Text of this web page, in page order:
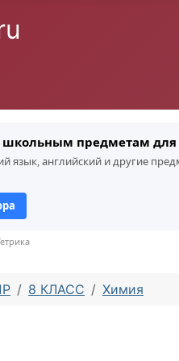
школьным предметам
язык, английский и другие
8 КЛАСС Химия